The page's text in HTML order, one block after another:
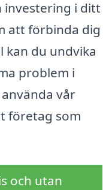
investering i ditt
att förbinda dig
du undvika
problem i
vår
företag som
och utan